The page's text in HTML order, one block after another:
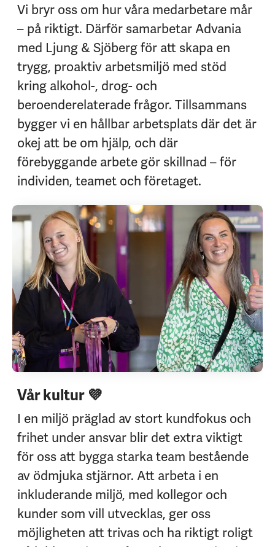
Vi bryr oss om hur våra medarbetare mår
– på riktigt. Därför samarbetar Advania
med Ljung & Sjöberg för att skapa en
trygg, proaktiv arbetsmiljö med stöd
kring alkohol-, drog- och
beroenderelaterade frågor. Tillsammans
bygger vi en hållbar arbetsplats där det är
okej att be om hjälp, och där
förebyggande arbete gör skillnad – för
individen, teamet och företaget.
Vår kultur 💜
I en miljö präglad av stort kundfokus och
frihet under ansvar blir det extra viktigt
för oss att bygga starka team bestående
av ödmjuka stjärnor. Att arbeta i en
inkluderande miljö, med kollegor och
kunder som vill utvecklas, ger oss
möjligheten att trivas och ha riktigt roligt